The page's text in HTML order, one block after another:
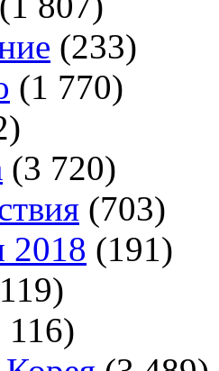
(233)
(1 770)
(3 720)
(703)
2018 (191)
116)